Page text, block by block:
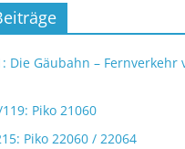
Die Gäubahn –
Piko 21060
Piko 22060 / 22064